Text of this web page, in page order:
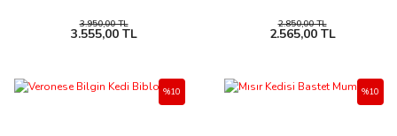
3.950,00 TL
3.555,00 TL
2.850,00 TL
2.565,00 TL
%10 %10